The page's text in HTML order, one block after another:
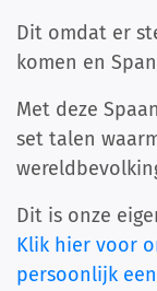
Dit omdat er
komen en
Met deze
set talen
Dit is onze
Klik hier voor
persoonlijk